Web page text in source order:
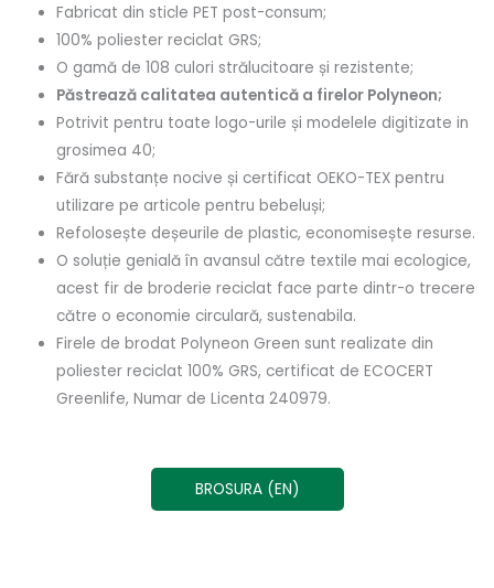
Fabricat din sticle PET post-consum;
100% poliester reciclat GRS;
O gamă de 108 culori strălucitoare și rezistente;
Păstrează calitatea autentică a firelor Polyneon;
Potrivit pentru toate logo-urile și modelele digitizate in
grosimea 40;
Fără substanțe nocive și certificat OEKO-TEX pentru
utilizare pe articole pentru bebeluși;
Refolosește deșeurile de plastic, economisește resurse.
O soluție genială în avansul către textile mai ecologice,
acest fir de broderie reciclat face parte dintr-o trecere
către o economie circulară, sustenabila.
Firele de brodat Polyneon Green sunt realizate din
poliester reciclat 100% GRS, certificat de ECOCERT
Greenlife, Numar de Licenta 240979.
BROSURA (EN)